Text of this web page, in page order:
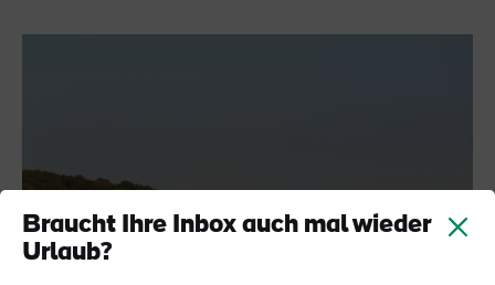
Braucht Ihre Inbox auch mal wieder
Urlaub?